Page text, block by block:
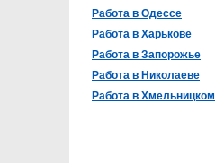
Работа в Одессе
Работа в Харькове
Работа в Запорожье
Работа в Николаеве
Работа в Хмельницком